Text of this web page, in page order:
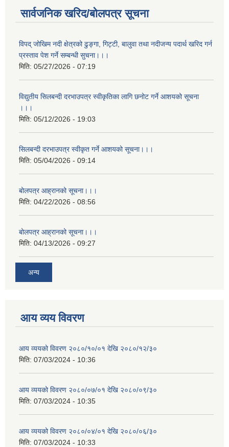
सार्वजनिक खरिद/बोलपत्र सूचना
विपद् जोखिम नदी क्षेत्रको ढुङ्गा, गिट्टी, बालुवा तथा नदीजन्य पदार्थ खरिद गर्न
प्रस्ताव पेश गर्ने सम्बन्धी सुचना।।।
मिति: 05/27/2026 - 07:19
विद्युतीय सिलबन्दी दरभाउपत्र स्वीकृतिका लागि छनोट गर्ने आशयको सूचना
।।।
मिति: 05/12/2026 - 19:03
सिलबन्दी दरभाउपत्र स्वीकृत गर्ने आशयको सूचना।।।
मिति: 05/04/2026 - 09:14
बोलपत्र आह्रानको सूचना।।।
मिति: 04/22/2026 - 08:56
बोलपत्र आह्रानको सूचना।।।
मिति: 04/13/2026 - 09:27
अन्य
आय व्यय विवरण
आय व्ययको विवरण २०८०/१०/०१ देखि २०८०/१२/३०
मिति: 07/03/2024 - 10:36
आय व्ययको विवरण २०८०/०७/०१ देखि २०८०/०९/३०
मिति: 07/03/2024 - 10:35
आय व्ययको विवरण २०८०/०४/०१ देखि २०८०/०६/३०
मिति: 07/03/2024 - 10:33